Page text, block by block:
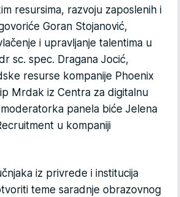
resursima, razvoju zaposlenih i
Goran Stojanović,
i upravljanje talentima u
sc. spec. Dragana Jocić,
resurse kompanije Phoenix
Mrdak iz Centra za digitalnu
panela biće Jelena
u kompaniji
iz privrede i institucija
teme saradnje obrazovnog